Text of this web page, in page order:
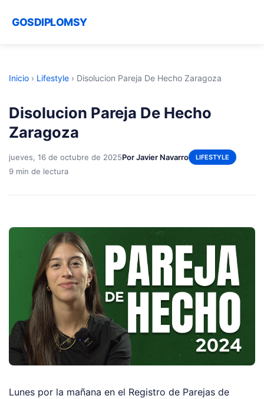
GOSDIPLOMSY
Inicio › Lifestyle › Disolucion Pareja De Hecho Zaragoza
Disolucion Pareja De Hecho
Zaragoza
jueves, 16 de octubre de 2025Por Javier Navarro LIFESTYLE
9 min de lectura
Lunes por la mañana en el Registro de Parejas de